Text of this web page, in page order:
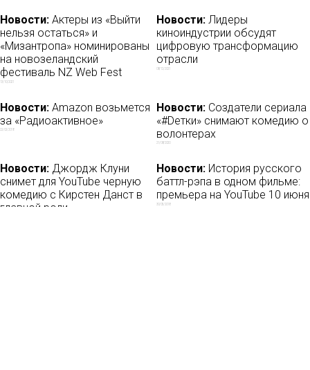
Новости: Актеры из «Выйти
нельзя остаться» и
«Мизантропа» номинированы
на новозеландский
фестиваль NZ Web Fest
13/10/2021
Новости: Лидеры
киноиндустрии обсудят
цифровую трансформацию
отрасли
08/12/2021
Новости: Amazon возьмется
за «Радиоактивное»
22/02/2018
Новости: Создатели сериала
«#Dетки» снимают комедию о
волонтерах
21/08/2020
Новости: Джордж Клуни
снимет для YouTube черную
комедию с Кирстен Данст в
главной роли
Новости: История русского
баттл-рэпа в одном фильме:
премьера на YouTube 10 июня
30/05/2018